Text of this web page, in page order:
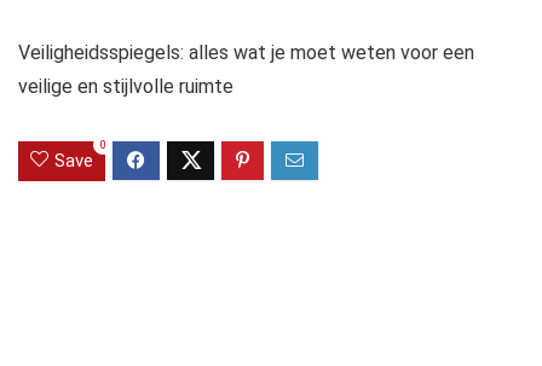
Veiligheidsspiegels: alles wat je moet weten voor een
veilige en stijlvolle ruimte
Save
0